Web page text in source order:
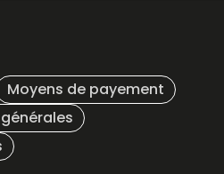
Moyens de payement